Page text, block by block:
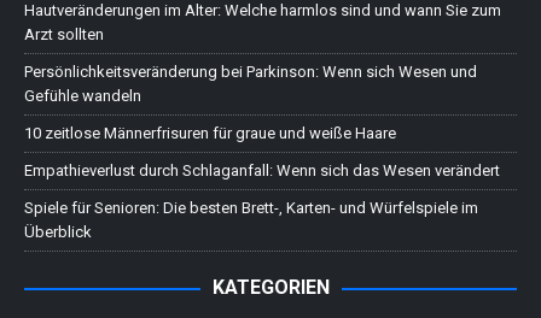
Hautveränderungen im Alter: Welche harmlos sind und wann Sie zum
Arzt sollten
Persönlichkeitsveränderung bei Parkinson: Wenn sich Wesen und
Gefühle wandeln
10 zeitlose Männerfrisuren für graue und weiße Haare
Empathieverlust durch Schlaganfall: Wenn sich das Wesen verändert
Spiele für Senioren: Die besten Brett-, Karten- und Würfelspiele im
Überblick
KATEGORIEN